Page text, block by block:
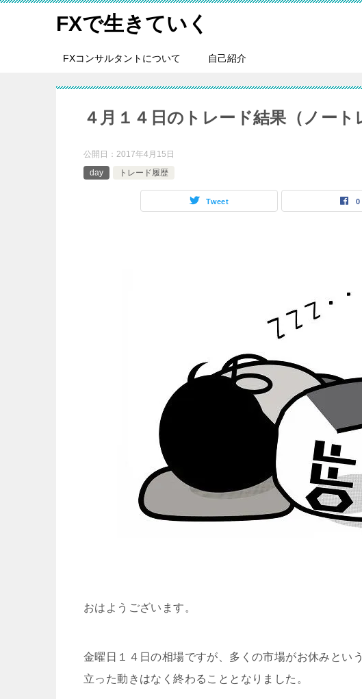
FXで生きていく
FXコンサルタントについて 自己紹介
４月１４日のトレード結果（ノート
公開日： 2017年4月15日
day
トレード履歴
Tweet 0
おはようございます。
金曜日１４日の相場ですが、多くの市場がお休みとい
立った動きはなく終わることとなりました。